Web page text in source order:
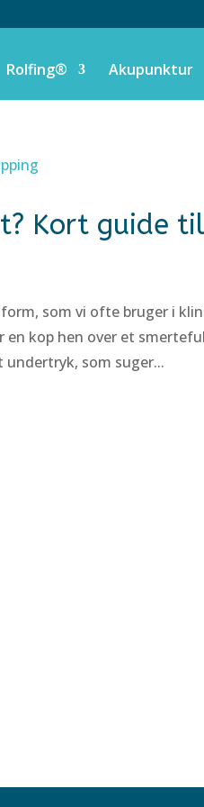
Rolfing® Akupunktur
Kort guide
som vi ofte bruger i
kop hen over et
som suger...